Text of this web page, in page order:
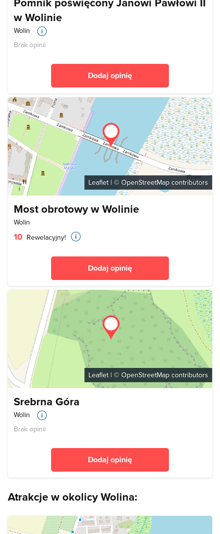
w Wolinie
Wolin
Brak opinii
Dodaj opinię
Leaflet | © OpenStreetMap contributors
Most obrotowy w Wolinie
Wolin
10 Rewelacyjny!
Dodaj opinię
Leaflet | © OpenStreetMap contributors
Srebrna Góra
Wolin
Brak opinii
Dodaj opinię
Atrakcje w okolicy Wolina: